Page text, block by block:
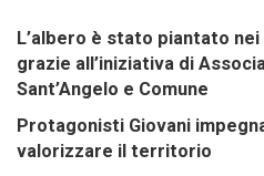
L’albero è stato piantato
grazie all’iniziativa di
Sant’Angelo e Comune
Protagonisti Giovani
valorizzare il territorio